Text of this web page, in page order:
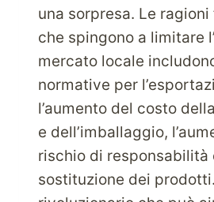
una sorpresa. Le
che spingono a limitare
mercato locale
normative per
l’aumento del costo
e dell’imballaggio,
rischio di responsabilità
sostituzione dei